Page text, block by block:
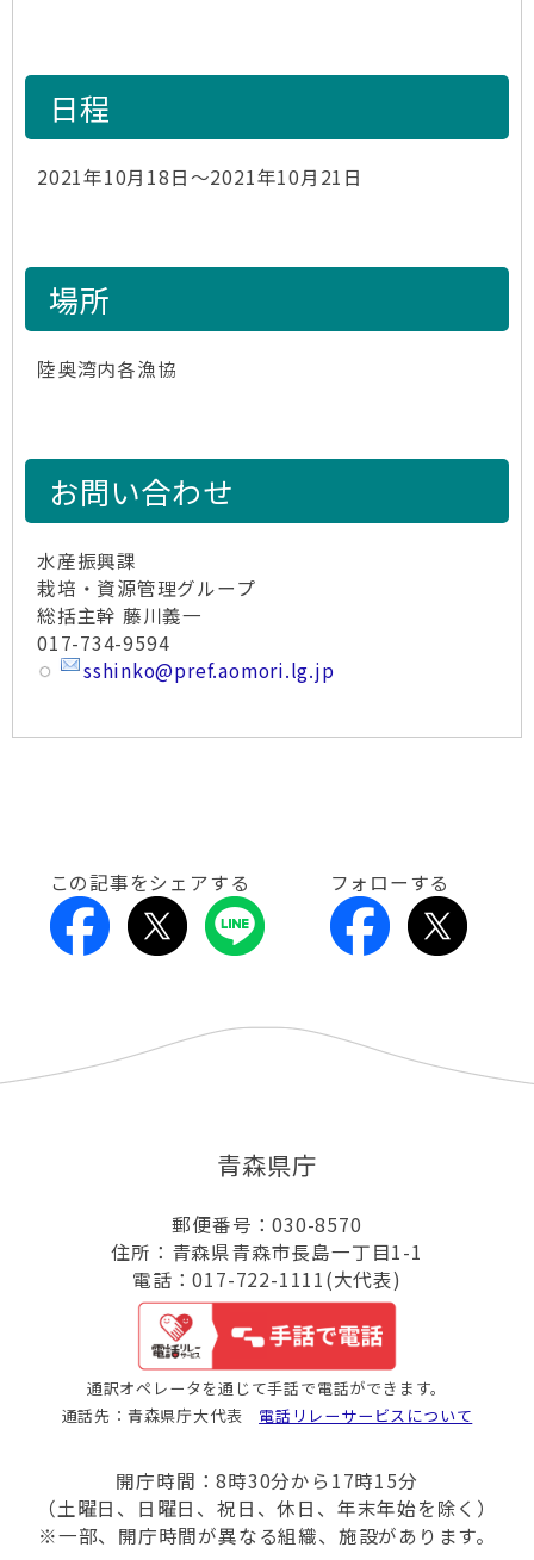
日程
2021年10月18日～2021年10月21日
場所
陸奥湾内各漁協
お問い合わせ
水産振興課
栽培・資源管理グループ
総括主幹 藤川義一
017-734-9594
sshinko@pref.aomori.lg.jp
この記事をシェアする フォローする
青森県庁
郵便番号：030-8570
住所：青森県青森市長島一丁目1-1
電話：017-722-1111(大代表)
通訳オペレータを通じて手話で電話ができます。
通話先：青森県庁大代表 電話リレーサービスについて
開庁時間：8時30分から17時15分
（土曜日、日曜日、祝日、休日、年末年始を除く）
※一部、開庁時間が異なる組織、施設があります。